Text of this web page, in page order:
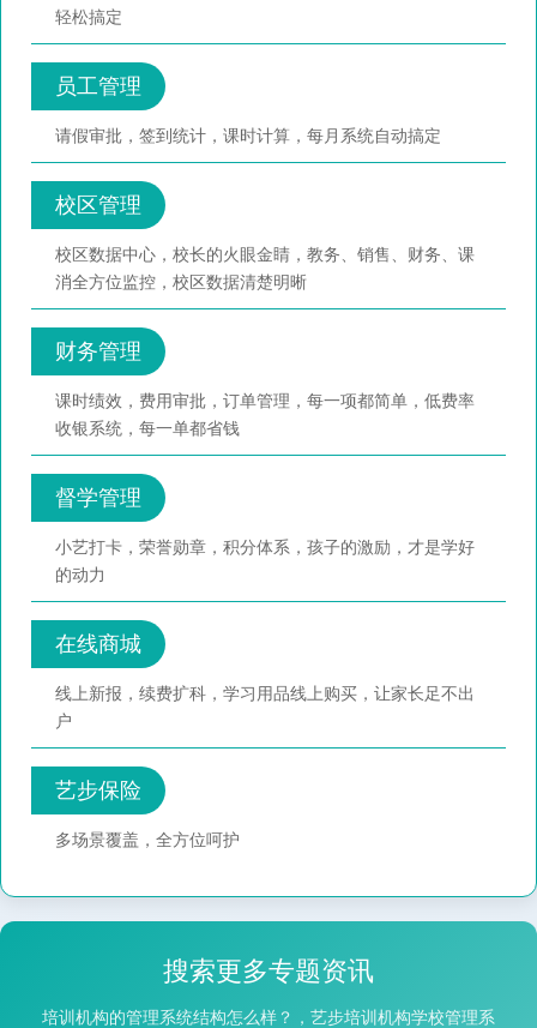
轻松搞定
员工管理
请假审批，签到统计，课时计算，每月系统自动搞定
校区管理
校区数据中心，校长的火眼金睛，教务、销售、财务、课
消全方位监控，校区数据清楚明晰
财务管理
课时绩效，费用审批，订单管理，每一项都简单，低费率
收银系统，每一单都省钱
督学管理
小艺打卡，荣誉勋章，积分体系，孩子的激励，才是学好
的动力
在线商城
线上新报，续费扩科，学习用品线上购买，让家长足不出
户
艺步保险
多场景覆盖，全方位呵护
搜索更多专题资讯
培训机构的管理系统结构怎么样？，艺步培训机构学校管理系